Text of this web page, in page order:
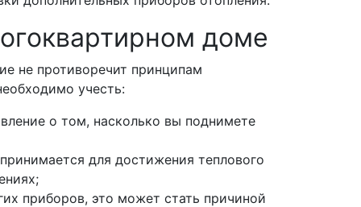
доме
не противоречит принципам
учесть:
о том, насколько вы поднимете
для достижения теплового
приборов, это может стать причиной